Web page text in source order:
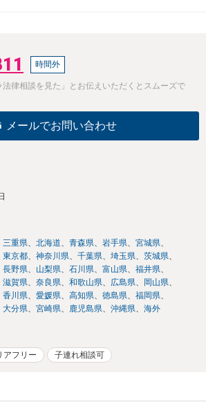
時間外
律相談を見た」とお伝えいただくとスムーズで
メールでお問い合わせ
三重県 北海道 青森県 岩手県
宮城県
東京都 神奈川県 千葉県 埼玉県
茨城県
長野県 山梨県 石川県 富山県
福井県
滋賀県 奈良県 和歌山県 広島県
岡山県
香川県 愛媛県 高知県 徳島県
福岡県
大分県 宮崎県 鹿児島県 沖縄県 海外
アフリー 子連れ相談可